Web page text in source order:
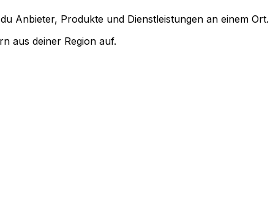
Anbieter, Produkte und Dienstleistungen an einem Ort.
aus deiner Region auf.